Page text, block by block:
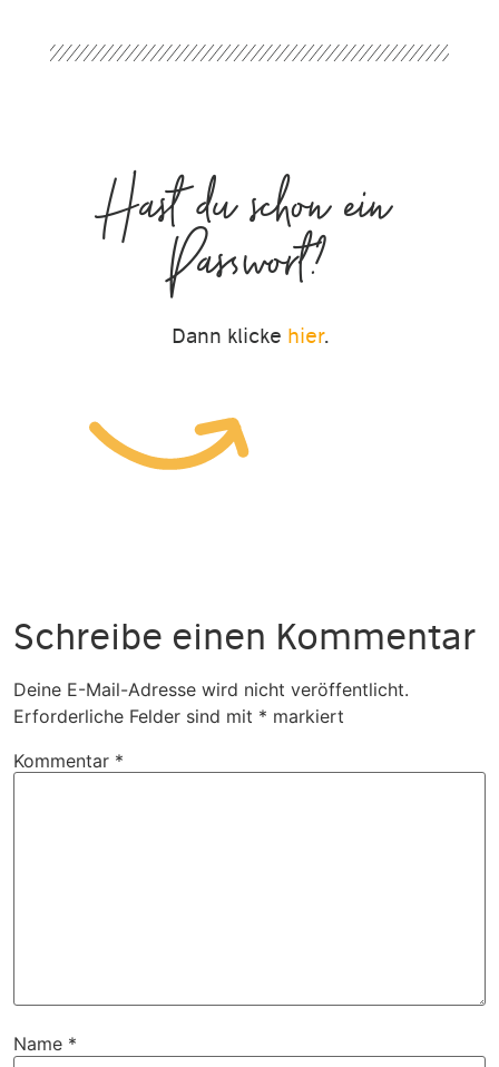
Hast du schon ein
Passwort?
Dann klicke hier.
Schreibe einen Kommentar
Deine E-Mail-Adresse wird nicht veröffentlicht.
Erforderliche Felder sind mit * markiert
Kommentar *
Name *